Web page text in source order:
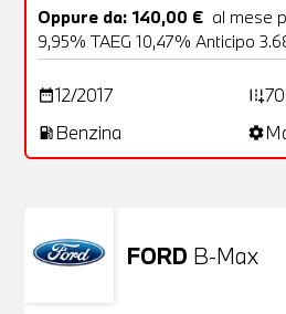
Oppure da: 140,00 € al mese
9,95% TAEG 10,47% Anticipo
date_range12/2017 add_road
local_gas_station Benzina settings
FORD B-Max